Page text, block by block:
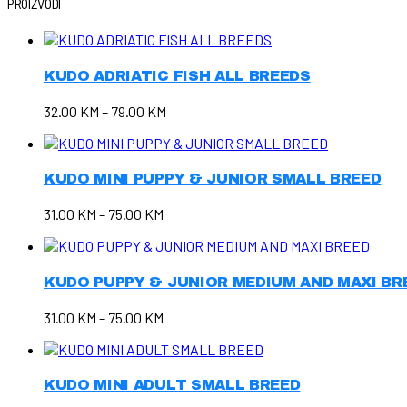
KUDO ADRIATIC FISH ALL BREEDS
32.00 KM – 79.00 KM
KUDO MINI PUPPY & JUNIOR SMALL BREED
31.00 KM – 75.00 KM
KUDO PUPPY & JUNIOR MEDIUM AND MAXI
31.00 KM – 75.00 KM
KUDO MINI ADULT SMALL BREED